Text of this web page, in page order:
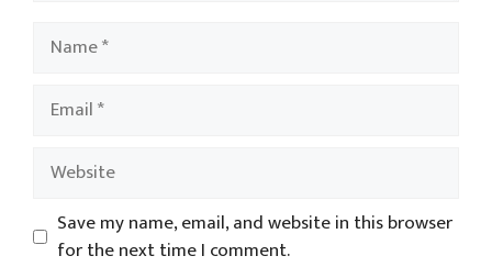
Name
Email
Website
Save my name, email, and website in this browser
for the next time I comment.